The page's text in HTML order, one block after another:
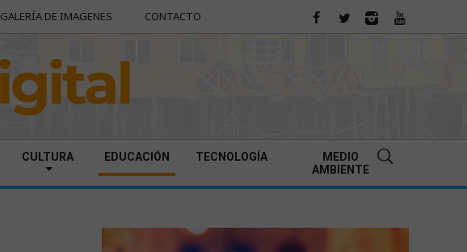
GALERÍA DE IMAGENES CONTACTO
CULTURA EDUCACIÓN TECNOLOGÍA
MEDIO
AMBIENTE